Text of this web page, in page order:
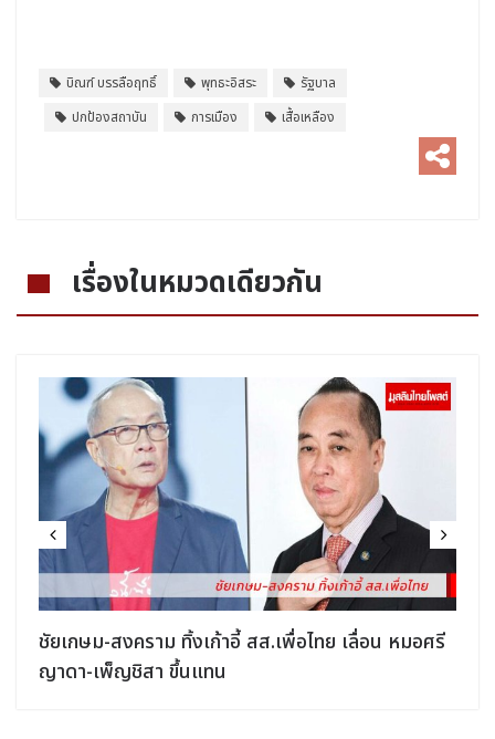
บิณฑ์ บรรลือฤทธิ์ พุทธะอิสระ
รัฐบาล
ปกป้องสถาบัน
การเมือง เสื้อเหลือง
เรื่องในหมวดเดียวกัน
ชัยเกษม-สงคราม ทิ้งเก้าอี้ สส.เพื่อไทย เลื่อน หมอศรี
ญาดา-เพ็ญชิสา ขึ้นแทน